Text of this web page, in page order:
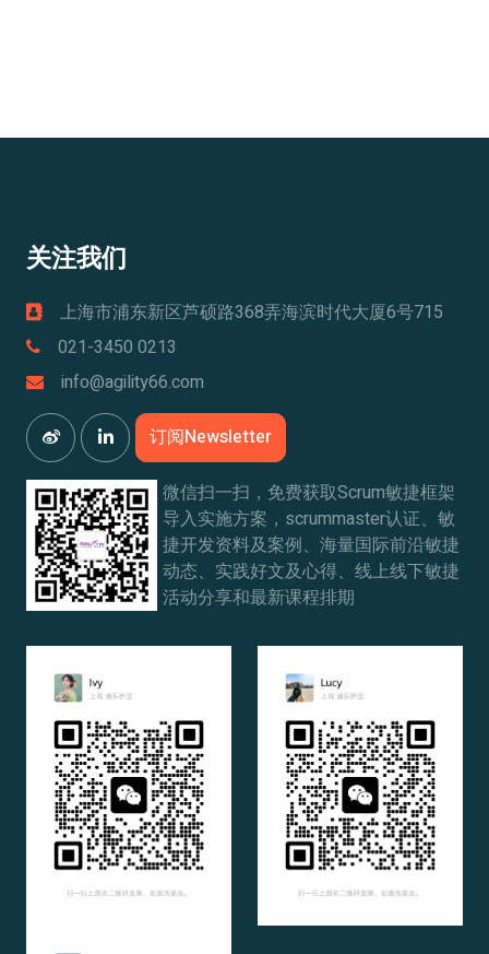
关注我们
上海市浦东新区芦硕路368弄海滨时代大厦6号715
021-3450 0213
info@agility66.com
订阅Newsletter
微信扫一扫，免费获取Scrum敏捷框架
导入实施方案，scrummaster认证、敏
捷开发资料及案例、海量国际前沿敏捷
动态、实践好文及心得、线上线下敏捷
活动分享和最新课程排期